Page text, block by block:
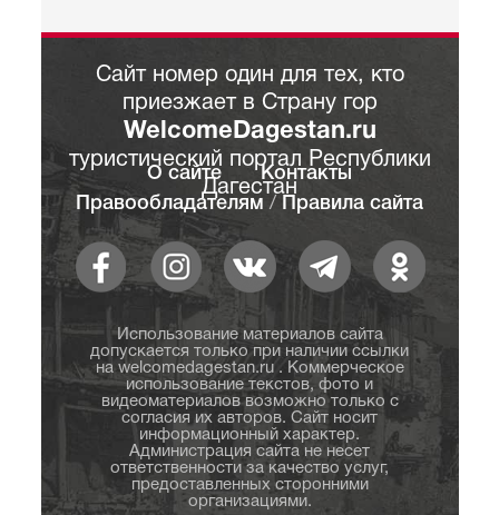
Сайт номер один для тех, кто
приезжает в Страну гор
WelcomeDagestan.ru
туристический портал Республики
Дагестан
О сайте
Контакты
Правообладателям / Правила сайта
Использование материалов сайта
допускается только при наличии ссылки
на welcomedagestan.ru . Коммерческое
использование текстов, фото и
видеоматериалов возможно только с
согласия их авторов. Сайт носит
информационный характер.
Администрация сайта не несет
ответственности за качество услуг,
предоставленных сторонними
организациями.